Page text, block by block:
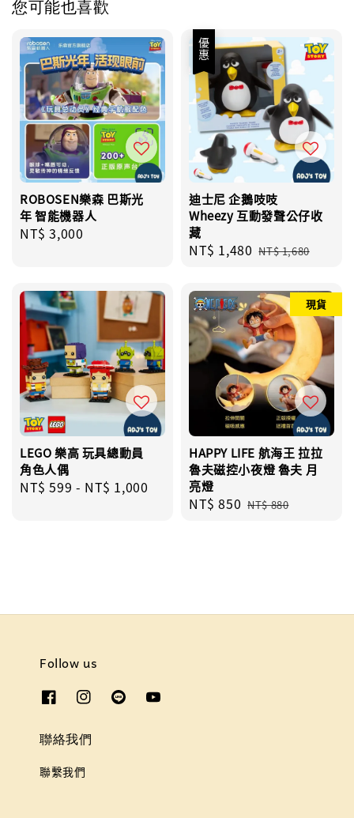
您可能也喜歡
ROBOSEN樂森 巴斯光
年 智能機器人
Regular
NT$ 3,000
優惠
迪士尼 企鵝吱吱
Wheezy 互動發聲公仔收
藏
Sale
NT$ 1,480 Regular
NT$ 1,680
LEGO 樂高 玩具總動員
角色人偶
Regular
NT$ 599 - NT$ 1,000
現貨
HAPPY LIFE 航海王 拉拉
魯夫磁控小夜燈 魯夫 月
亮燈
Sale
NT$ 850 Regular
NT$ 880
Follow us
聯絡我們
聯繫我們